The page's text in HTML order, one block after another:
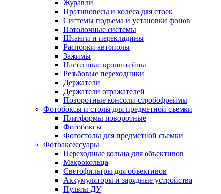
Журавли
Противовесы и колеса для стоек
Системы подъема и установки фонов
Потолочные системы
Штанги и перекладины
Распорки автополы
Зажимы
Настенные кронштейны
Резьбовые переходники
Держатели
Держатели отражателей
Поворотные консоли-стробофреймы
Фотобоксы и столы для предметной съемки
Платформы поворотные
Фотобоксы
Фотостолы для предметной съемки
Фотоаксессуары
Переходные кольца для объективов
Макрокольца
Светофильтры для объективов
Аккумуляторы и зарядные устройства
Пульты ДУ